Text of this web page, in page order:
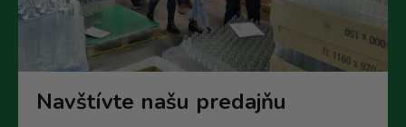
Navštívte našu predajňu